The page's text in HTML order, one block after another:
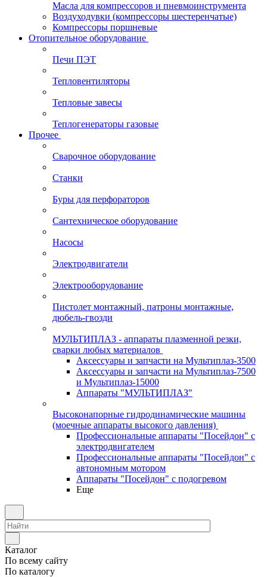
Масла для компрессоров и пневмоинструмента
Воздуходувки (компрессоры шестеренчатые)
Компрессоры поршневые
Отопительное оборудование
Печи ПЭТ
Тепловентиляторы
Тепловые завесы
Теплогенераторы газовые
Прочее
Сварочное оборудование
Станки
Буры для перфораторов
Сантехническое оборудование
Насосы
Электродвигатели
Электрооборудование
Пистолет монтажный, патроны монтажные,
дюбель-гвозди
МУЛЬТИПЛАЗ - аппараты плазменной резки,
сварки любых материалов
Аксессуары и запчасти на Мультиплаз-3500
Аксессуары и запчасти на Мультиплаз-7500
и Мультиплаз-15000
Аппараты "МУЛЬТИПЛАЗ"
Высоконапорные гидродинамические машины
(моечные аппараты высокого давления)
Профессиональные аппараты "Посейдон" с
электродвигателем
Профессиональные аппараты "Посейдон" с
автономным мотором
Аппараты "Посейдон" с подогревом
Еще
Каталог
По всему сайту
По каталогу